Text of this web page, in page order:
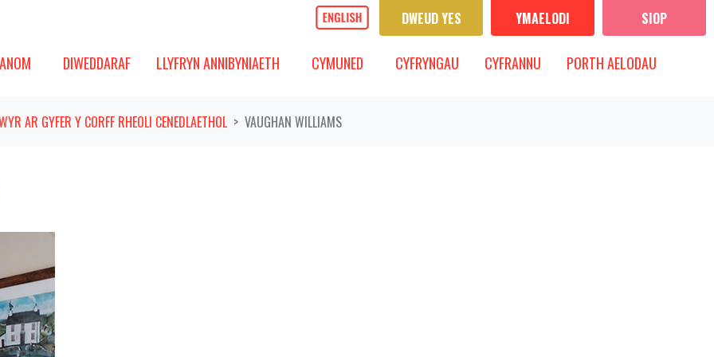
DWEUD YES YMAELODI SIOP
IS-FWYDLEN
DIWEDDARAF
DANGOS IS-FWYDLEN
DIWEDDARAF(PRESENNOL)
LLYFRYN ANNIBYNIAETH CYMUNED
DANGOS IS-FWYDLEN
CYMUNED CYFRYNGAU
DANGOS IS-FWYDLEN
CYFRYNGAU CYFRANNU PORTH AELODAU
AR GYFER Y CORFF RHEOLI CENEDLAETHOL VAUGHAN WILLIAMS